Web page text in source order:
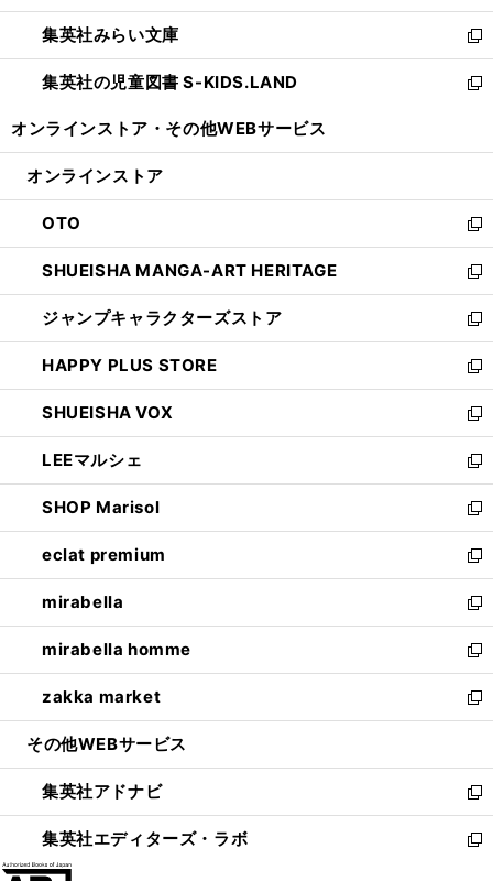
開
く
ウ
で
開
く
ン
ド
ウ
で
ウ
ィ
ン
ド
開
集英社みらい文庫
新
し
い
ン
ウ
で
開
く
集英社の児童図書 S-KIDS.LAND
新
ウ
ン
ド
ウ
で
開
く
オンラインストア・ その他WEBサービス
オンラインストア
OTO
新
し
い
ウ
ィ
ン
ド
ウ
で
開
く
SHUEISHA MANGA-ART HERITAGE
新
し
い
ウ
ィ
ン
ド
ウ
で
開
く
ジャンプキャラクターズストア
新
し
い
ウ
ィ
ン
ド
ウ
で
開
く
HAPPY PLUS STORE
新
し
い
ウ
ィ
ン
ド
ウ
で
開
く
SHUEISHA VOX
新
し
い
ウ
ィ
ン
ド
ウ
で
開
く
LEEマルシェ
新
し
い
ウ
ィ
ン
ド
ウ
で
開
く
SHOP Marisol
新
し
い
ウ
ィ
ン
ド
ウ
で
開
eclat premium
新
し
い
ウ
ィ
ン
ド
ウ
開
く
mirabella
新
し
い
ウ
ィ
ン
ウ
で
開
く
mirabella homme
新
し
い
ウ
ン
ド
ウ
で
zakka market
新
し
ウ
ィ
ン
ド
その他WEBサービス
集英社アドナビ
新
し
い
集英社エディターズ・ラボ
新